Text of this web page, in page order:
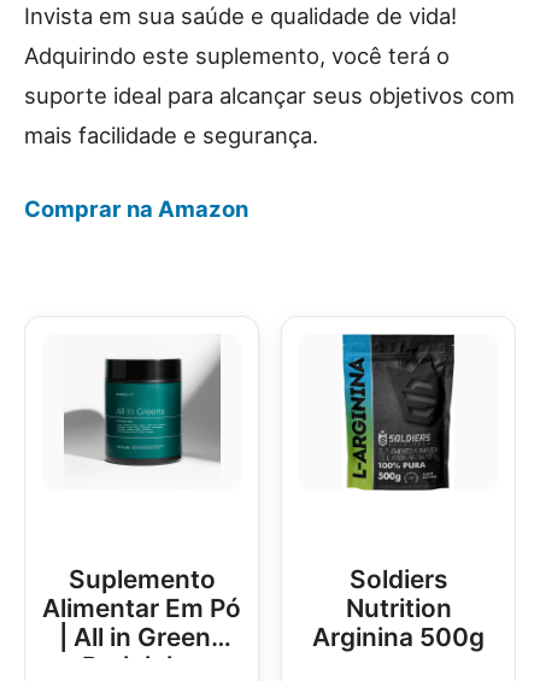
Invista em sua saúde e qualidade de vida!
Adquirindo este suplemento, você terá o
suporte ideal para alcançar seus objetivos com
mais facilidade e segurança.
Comprar na Amazon
Suplemento
Alimentar Em Pó
| All in Greens
Brainjuice
Soldiers
Nutrition
Arginina 500g